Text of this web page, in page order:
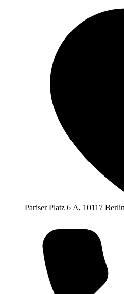
Pariser Platz 6 A, 10117 Berlin